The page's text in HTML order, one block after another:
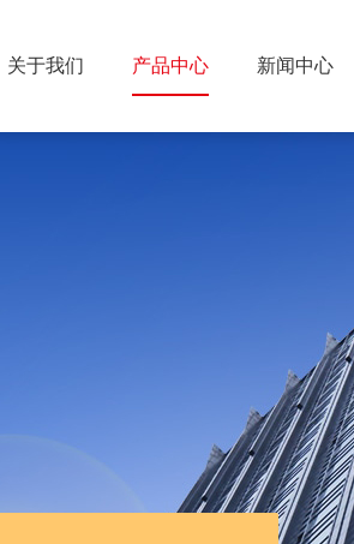
关于我们 产品中心 新闻中心